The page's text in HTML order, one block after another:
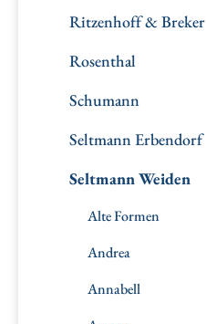
Ritzenhoff & Breker
Rosenthal
Schumann
Seltmann Erbendorf
Seltmann Weiden
Alte Formen
Andrea
Annabell